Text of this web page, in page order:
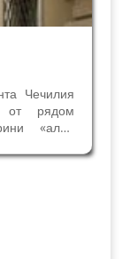
Чечилия
от рядом
«алла
1556 –